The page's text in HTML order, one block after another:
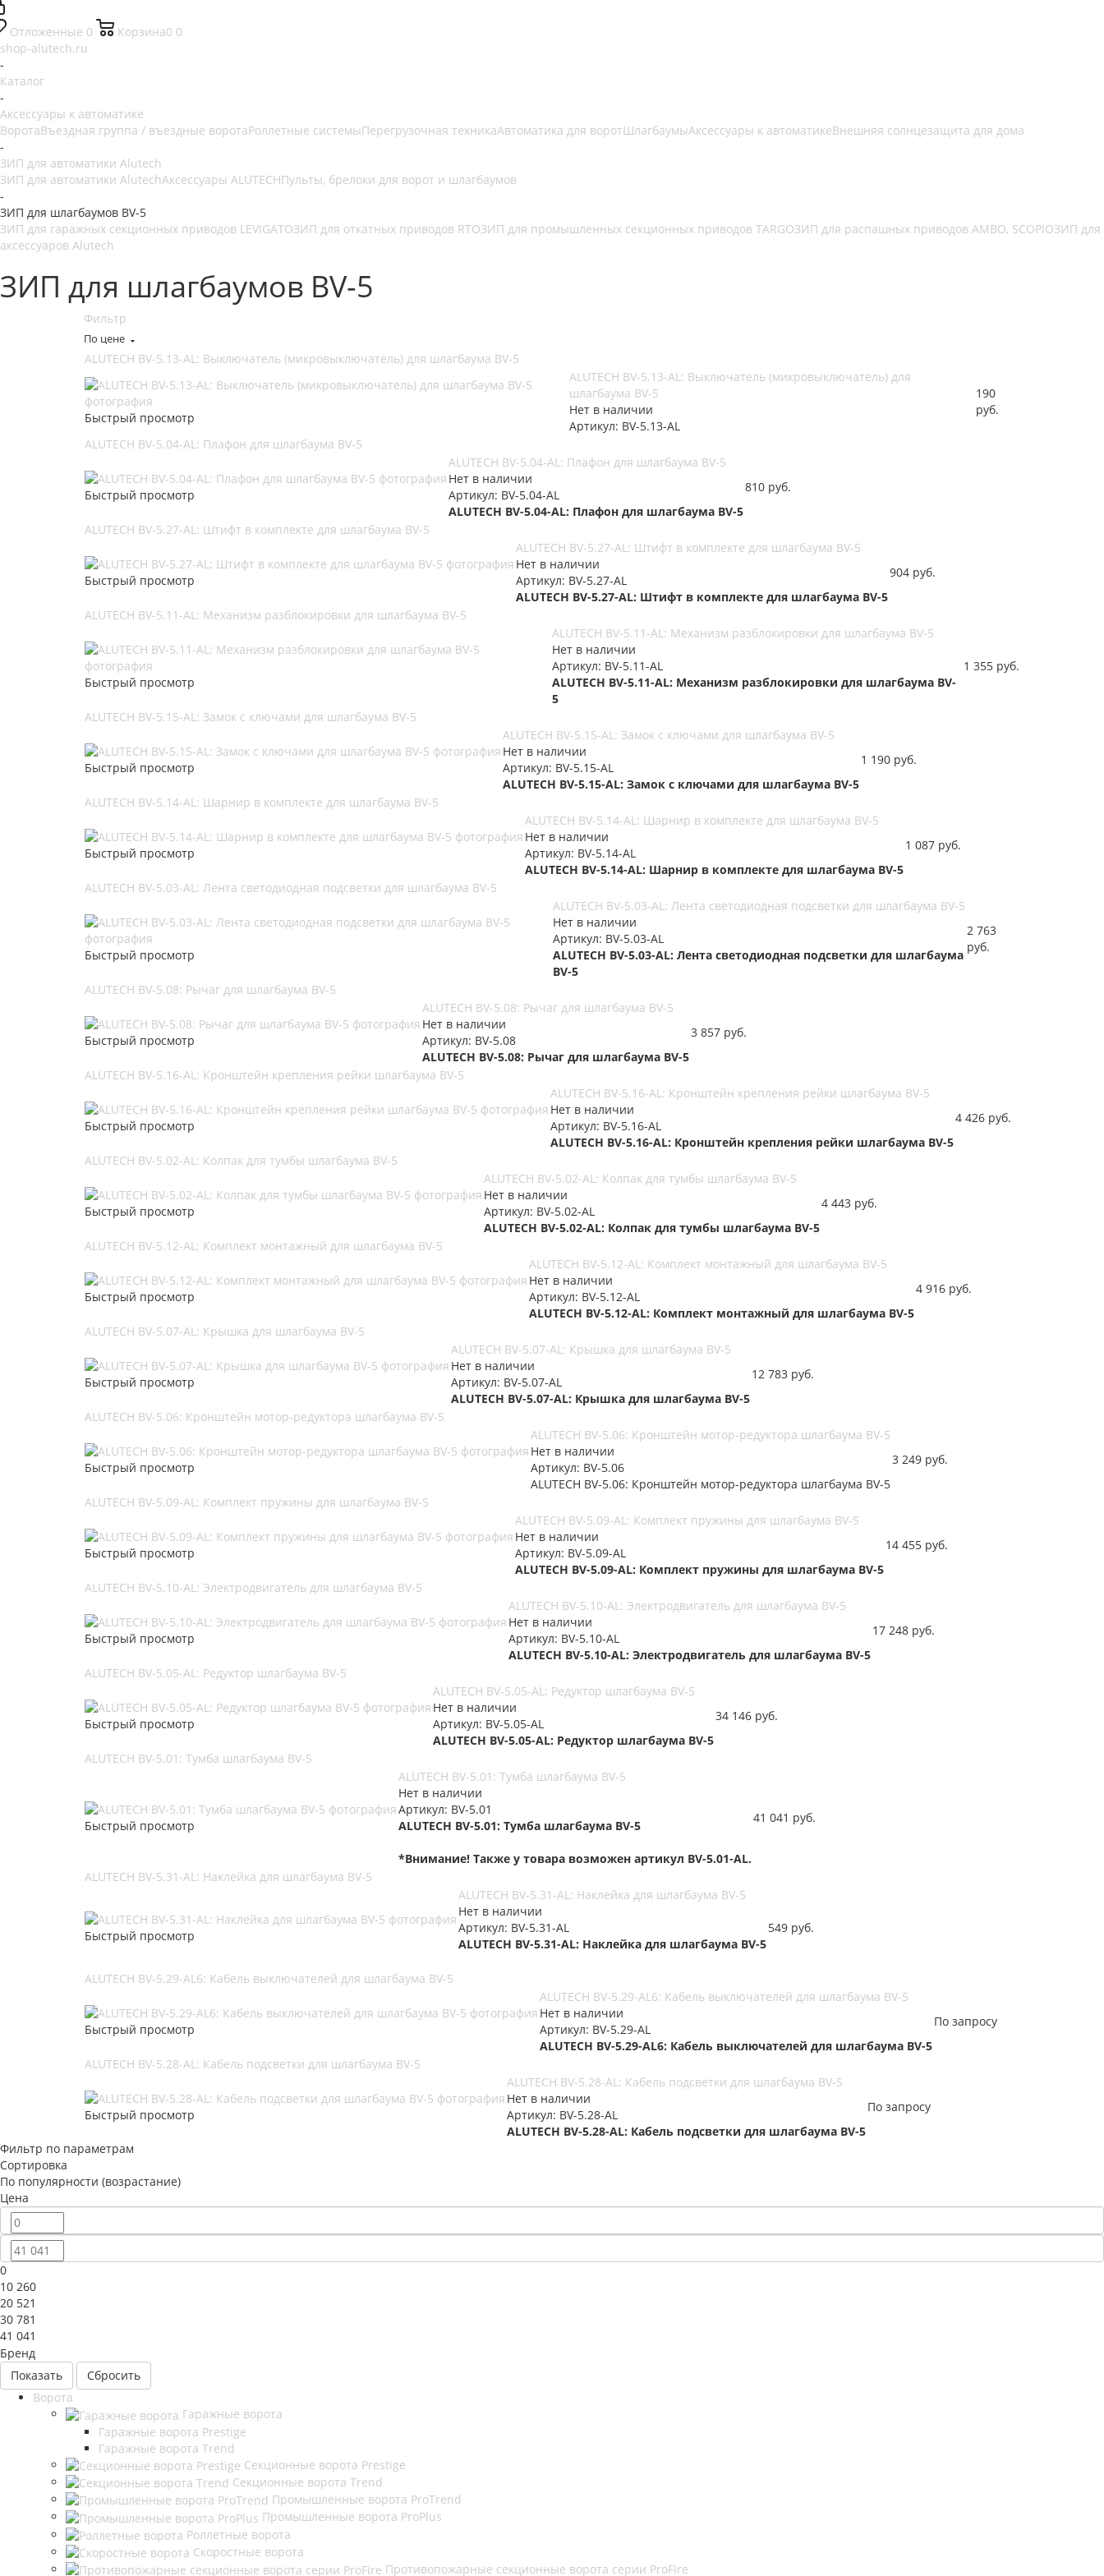
Отложенные 0 Корзина0 0
shop-alutech.ru
-
Каталог
-
Аксессуары к автоматике
ВоротаВъездная группа / въездные воротаРоллетные системыПерегрузочная техникаАвтоматика для воротШлагбаумыАксессуары к автоматикеВнешняя солнцезащита для дома
-
ЗИП для автоматики Alutech
ЗИП для автоматики AlutechАксессуары ALUTECHПульты, брелоки для ворот и шлагбаумов
-
ЗИП для шлагбаумов BV-5
ЗИП для гаражных секционных приводов LEVIGATOЗИП для откатных приводов RTOЗИП для промышленных секционных приводов TARGOЗИП для распашных приводов AMBO, SCOPIOЗИП для
аксессуаров Alutech
ЗИП для шлагбаумов BV-5
Фильтр
По цене
ALUTECH BV-5.13-AL: Выключатель (микровыключатель) для шлагбаума BV-5
Быстрый просмотр
ALUTECH BV-5.13-AL: Выключатель (микровыключатель) для
шлагбаума BV-5
Нет в наличии
Артикул: BV-5.13-AL
190
руб.
ALUTECH BV-5.04-AL: Плафон для шлагбаума BV-5
Быстрый просмотр
ALUTECH BV-5.04-AL: Плафон для шлагбаума BV-5
Нет в наличии
Артикул: BV-5.04-AL
ALUTECH BV-5.04-AL: Плафон для шлагбаума BV-5
810 руб.
ALUTECH BV-5.27-AL: Штифт в комплекте для шлагбаума BV-5
Быстрый просмотр
ALUTECH BV-5.27-AL: Штифт в комплекте для шлагбаума BV-5
Нет в наличии
Артикул: BV-5.27-AL
ALUTECH BV-5.27-AL: Штифт в комплекте для шлагбаума BV-5
904 руб.
ALUTECH BV-5.11-AL: Механизм разблокировки для шлагбаума BV-5
Быстрый просмотр
ALUTECH BV-5.11-AL: Механизм разблокировки для шлагбаума BV-5
Нет в наличии
Артикул: BV-5.11-AL
ALUTECH BV-5.11-AL: Механизм разблокировки для шлагбаума BV-
5
1 355 руб.
ALUTECH BV-5.15-AL: Замок с ключами для шлагбаума BV-5
Быстрый просмотр
ALUTECH BV-5.15-AL: Замок с ключами для шлагбаума BV-5
Нет в наличии
Артикул: BV-5.15-AL
ALUTECH BV-5.15-AL: Замок с ключами для шлагбаума BV-5
1 190 руб.
ALUTECH BV-5.14-AL: Шарнир в комплекте для шлагбаума BV-5
Быстрый просмотр
ALUTECH BV-5.14-AL: Шарнир в комплекте для шлагбаума BV-5
Нет в наличии
Артикул: BV-5.14-AL
ALUTECH BV-5.14-AL: Шарнир в комплекте для шлагбаума BV-5
1 087 руб.
ALUTECH BV-5.03-AL: Лента светодиодная подсветки для шлагбаума BV-5
Быстрый просмотр
ALUTECH BV-5.03-AL: Лента светодиодная подсветки для шлагбаума BV-5
Нет в наличии
Артикул: BV-5.03-AL
ALUTECH BV-5.03-AL: Лента светодиодная подсветки для шлагбаума
BV-5
2 763
руб.
ALUTECH BV-5.08: Рычаг для шлагбаума BV-5
Быстрый просмотр
ALUTECH BV-5.08: Рычаг для шлагбаума BV-5
Нет в наличии
Артикул: BV-5.08
ALUTECH BV-5.08: Рычаг для шлагбаума BV-5
3 857 руб.
ALUTECH BV-5.16-AL: Кронштейн крепления рейки шлагбаума BV-5
Быстрый просмотр
ALUTECH BV-5.16-AL: Кронштейн крепления рейки шлагбаума BV-5
Нет в наличии
Артикул: BV-5.16-AL
ALUTECH BV-5.16-AL: Кронштейн крепления рейки шлагбаума BV-5
4 426 руб.
ALUTECH BV-5.02-AL: Колпак для тумбы шлагбаума BV-5
Быстрый просмотр
ALUTECH BV-5.02-AL: Колпак для тумбы шлагбаума BV-5
Нет в наличии
Артикул: BV-5.02-AL
ALUTECH BV-5.02-AL: Колпак для тумбы шлагбаума BV-5
4 443 руб.
ALUTECH BV-5.12-AL: Комплект монтажный для шлагбаума BV-5
Быстрый просмотр
ALUTECH BV-5.12-AL: Комплект монтажный для шлагбаума BV-5
Нет в наличии
Артикул: BV-5.12-AL
ALUTECH BV-5.12-AL: Комплект монтажный для шлагбаума BV-5
4 916 руб.
ALUTECH BV-5.07-AL: Крышка для шлагбаума BV-5
Быстрый просмотр
ALUTECH BV-5.07-AL: Крышка для шлагбаума BV-5
Нет в наличии
Артикул: BV-5.07-AL
ALUTECH BV-5.07-AL: Крышка для шлагбаума BV-5
12 783 руб.
ALUTECH BV-5.06: Кронштейн мотор-редуктора шлагбаума BV-5
Быстрый просмотр
ALUTECH BV-5.06: Кронштейн мотор-редуктора шлагбаума BV-5
Нет в наличии
Артикул: BV-5.06
ALUTECH BV-5.06: Кронштейн мотор-редуктора шлагбаума BV-5
3 249 руб.
ALUTECH BV-5.09-AL: Комплект пружины для шлагбаума BV-5
Быстрый просмотр
ALUTECH BV-5.09-AL: Комплект пружины для шлагбаума BV-5
Нет в наличии
Артикул: BV-5.09-AL
ALUTECH BV-5.09-AL: Комплект пружины для шлагбаума BV-5
14 455 руб.
ALUTECH BV-5.10-AL: Электродвигатель для шлагбаума BV-5
Быстрый просмотр
ALUTECH BV-5.10-AL: Электродвигатель для шлагбаума BV-5
Нет в наличии
Артикул: BV-5.10-AL
ALUTECH BV-5.10-AL: Электродвигатель для шлагбаума BV-5
17 248 руб.
ALUTECH BV-5.05-AL: Редуктор шлагбаума BV-5
Быстрый просмотр
ALUTECH BV-5.05-AL: Редуктор шлагбаума BV-5
Нет в наличии
Артикул: BV-5.05-AL
ALUTECH BV-5.05-AL: Редуктор шлагбаума BV-5
34 146 руб.
ALUTECH BV-5.01: Тумба шлагбаума BV-5
Быстрый просмотр
ALUTECH BV-5.01: Тумба шлагбаума BV-5
Нет в наличии
Артикул: BV-5.01
ALUTECH BV-5.01: Тумба шлагбаума BV-5
*Внимание! Также у товара возможен артикул BV-5.01-AL.
41 041 руб.
ALUTECH BV-5.31-AL: Наклейка для шлагбаума BV-5
Быстрый просмотр
ALUTECH BV-5.31-AL: Наклейка для шлагбаума BV-5
Нет в наличии
Артикул: BV-5.31-AL
ALUTECH BV-5.31-AL: Наклейка для шлагбаума BV-5
549 руб.
ALUTECH BV-5.29-AL6: Кабель выключателей для шлагбаума BV-5
Быстрый просмотр
ALUTECH BV-5.29-AL6: Кабель выключателей для шлагбаума BV-5
Нет в наличии
Артикул: BV-5.29-AL
ALUTECH BV-5.29-AL6: Кабель выключателей для шлагбаума BV-5
По запросу
ALUTECH BV-5.28-AL: Кабель подсветки для шлагбаума BV-5
Быстрый просмотр
ALUTECH BV-5.28-AL: Кабель подсветки для шлагбаума BV-5
Нет в наличии
Артикул: BV-5.28-AL
ALUTECH BV-5.28-AL: Кабель подсветки для шлагбаума BV-5
По запросу
Фильтр по параметрам
Сортировка
По популярности (возрастание)
Цена
0
10 260
20 521
30 781
41 041
Бренд
Сбросить
Ворота
Гаражные ворота
Гаражные ворота Prestige
Гаражные ворота Trend
Секционные ворота Prestige
Секционные ворота Trend
Промышленные ворота ProTrend
Промышленные ворота ProPlus
Роллетные ворота
Скоростные ворота
Противопожарные секционные ворота серии ProFire